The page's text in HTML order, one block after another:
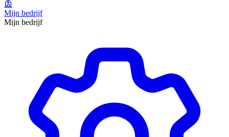
Mijn bedrijf
Mijn bedrijf